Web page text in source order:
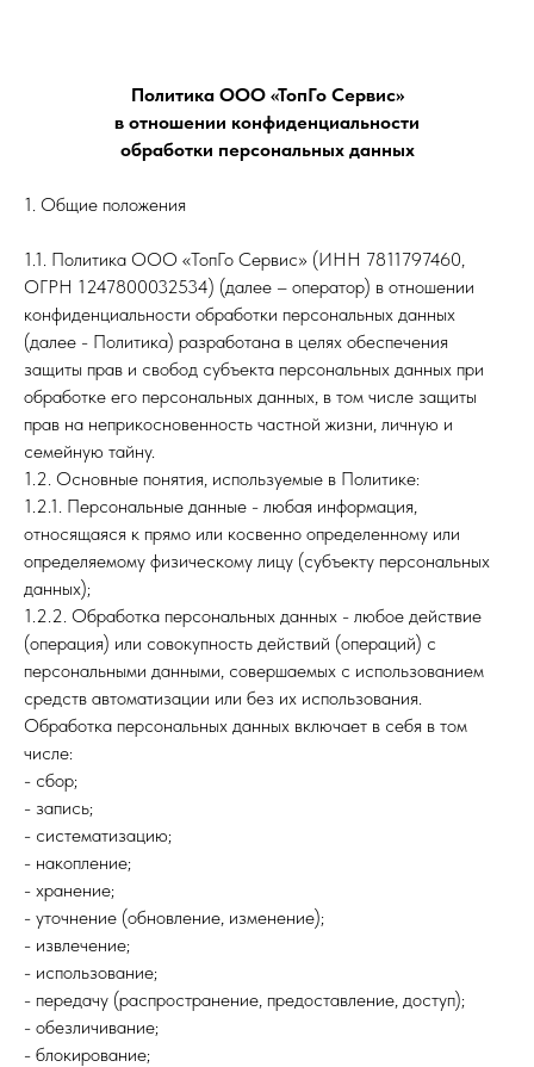
Политика ООО «ТопГо Сервис»
в отношении конфиденциальности
обработки персональных данных
1. Общие положения
1.1. Политика ООО «ТопГо Сервис» (ИНН 7811797460,
ОГРН 1247800032534) (далее – оператор) в отношении
конфиденциальности обработки персональных данных
(далее - Политика) разработана в целях обеспечения
защиты прав и свобод субъекта персональных данных при
обработке его персональных данных, в том числе защиты
прав на неприкосновенность частной жизни, личную и
семейную тайну.
1.2. Основные понятия, используемые в Политике:
1.2.1. Персональные данные - любая информация,
относящаяся к прямо или косвенно определенному или
определяемому физическому лицу (субъекту персональных
данных);
1.2.2. Обработка персональных данных - любое действие
(операция) или совокупность действий (операций) с
персональными данными, совершаемых с использованием
средств автоматизации или без их использования.
Обработка персональных данных включает в себя в том
числе:
- сбор;
- запись;
- систематизацию;
- накопление;
- хранение;
- уточнение (обновление, изменение);
- извлечение;
- использование;
- передачу (распространение, предоставление, доступ);
- обезличивание;
- блокирование;